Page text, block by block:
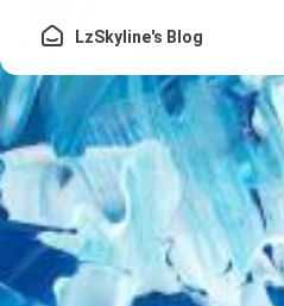
LzSkyline's Blog